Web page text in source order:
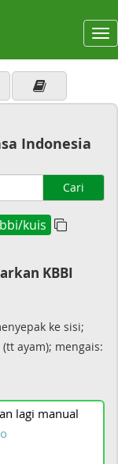
Indonesia
Cari
kuis
KBBI
ke sisi;
ayam); mengais:
lagi manual